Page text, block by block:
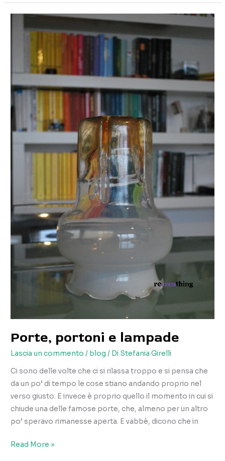
anno
Porte, portoni e lampade
Lascia un commento / blog / Di Stefania Girelli
Ci sono delle volte che ci si rilassa troppo e si pensa che
da un po’ di tempo le cose stiano andando proprio nel
verso giusto. E invece è proprio quello il momento in cui si
chiude una delle famose porte, che, almeno per un altro
po’ speravo rimanesse aperta. E vabbè, dicono che in
Porte,
Read More »